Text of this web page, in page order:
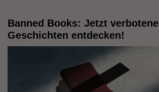
Banned Books: Jetzt verbotene
Geschichten entdecken!